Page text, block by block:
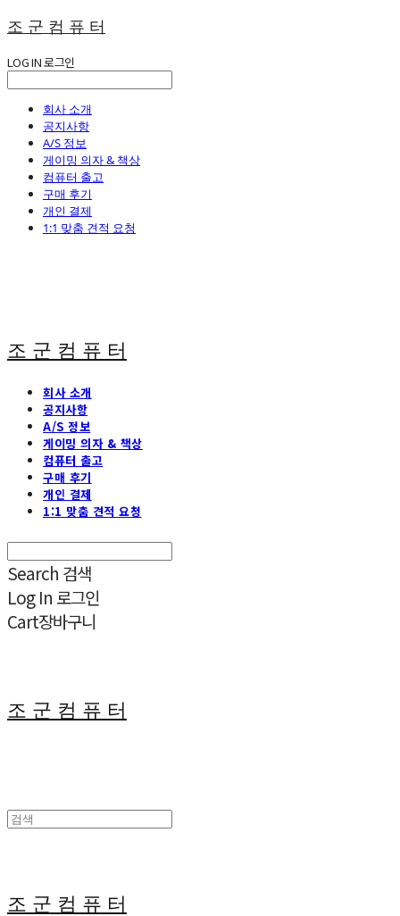
조 군 컴 퓨 터
LOG IN로그인
회사 소개
공지사항
A/S 정보
게이밍 의자 & 책상
컴퓨터 출고
구매 후기
개인 결제
1:1 맞춤 견적 요청
조 군 컴 퓨 터
회사 소개
공지사항
A/S 정보
게이밍 의자 & 책상
컴퓨터 출고
구매 후기
개인 결제
1:1 맞춤 견적 요청
Search 검색
Log In 로그인
Cart장바구니
조 군 컴 퓨 터
조 군 컴 퓨 터